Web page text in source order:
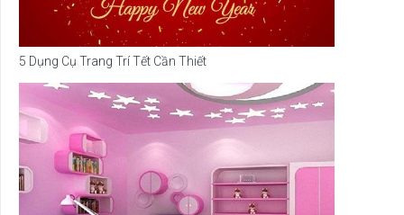
5 Dụng Cụ Trang Trí Tết Cần Thiết